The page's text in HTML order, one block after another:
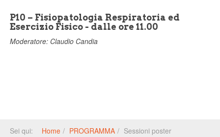
P10 – Fisiopatologia Respiratoria ed
Esercizio Fisico - dalle ore 11.00
Moderatore: Claudio Candia
Sei qui: Home PROGRAMMA Sessioni poster